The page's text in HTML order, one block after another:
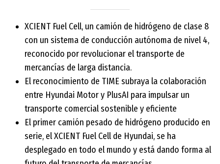
XCIENT Fuel Cell, un camión de hidrógeno de clase 8
con un sistema de conducción autónoma de nivel 4,
reconocido por revolucionar el transporte de
mercancías de larga distancia.
El reconocimiento de TIME subraya la colaboración
entre Hyundai Motor y PlusAI para impulsar un
transporte comercial sostenible y eficiente
El primer camión pesado de hidrógeno producido en
serie, el XCIENT Fuel Cell de Hyundai, se ha
desplegado en todo el mundo y está dando forma al